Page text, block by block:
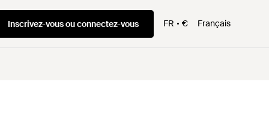
Inscrivez-vous ou connectez-vous FR € Français